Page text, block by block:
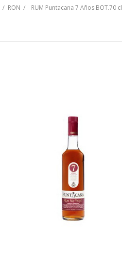
RON RUM Puntacana 7 Años BOT.70 cl